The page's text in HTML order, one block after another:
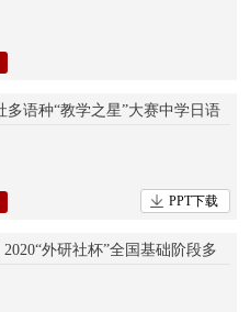
多语种“教学之星”大赛中学日语
PPT下载
外研社杯”全国基础阶段多